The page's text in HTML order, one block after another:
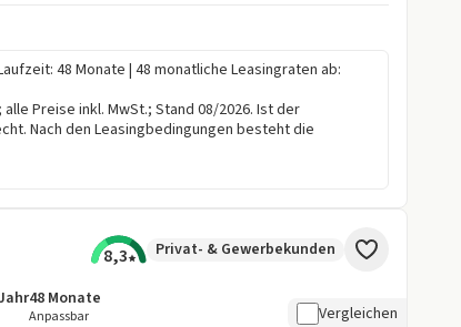
48 Monate | 48 monatliche Leasingraten ab:
Preise inkl. MwSt.; Stand 08/2026. Ist der
Nach den Leasingbedingungen besteht die
8,3 Privat- & Gewerbekunden
Laufzeit
48 Monate
Anpassbar Vergleichen